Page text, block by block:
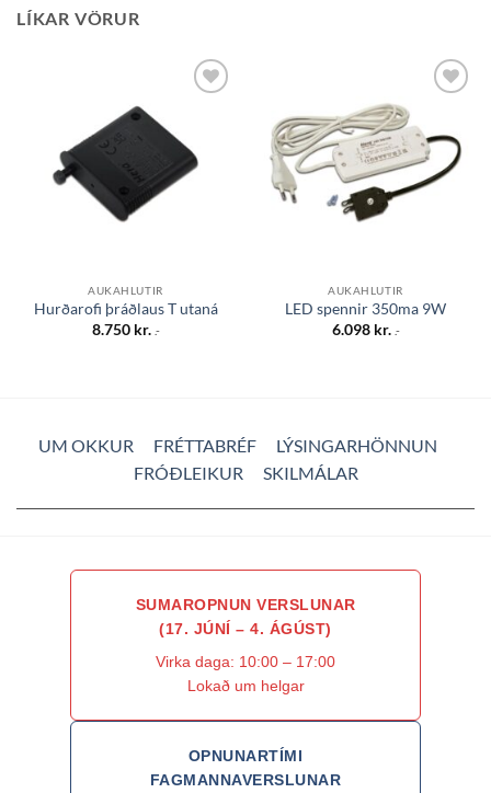
LÍKAR VÖRUR
AUKAHLUTIR
Hurðarofi þráðlaus T utaná
8.750 kr. .-
óskalista
AUKAHLUTIR
LED spennir 350ma 9W
6.098 kr. .-
UM OKKUR FRÉTTABRÉF
LÝSINGARHÖNNUN
FRÓÐLEIKUR
SKILMÁLAR
SUMAROPNUN VERSLUNAR
(17. JÚNÍ – 4. ÁGÚST)
Virka daga: 10:00 – 17:00
Lokað um helgar
OPNUNARTÍMI
FAGMANNAVERSLUNAR